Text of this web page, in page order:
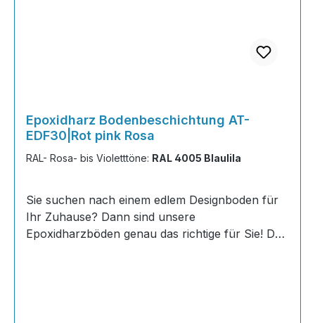
Epoxidharz Bodenbeschichtung AT-
EDF30|Rot pink Rosa
RAL- Rosa- bis Violetttöne: RAL 4005 Blaulila
Sie suchen nach einem edlem Designboden für
Ihr Zuhause? Dann sind unsere
Epoxidharzböden genau das richtige für Sie! Der